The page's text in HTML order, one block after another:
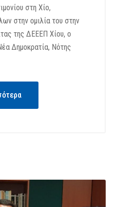
στη Χίο,
στην ομιλία του στην
της ΔΕΕΕΠ Χίου, ο
Δημοκρατία, Νότης